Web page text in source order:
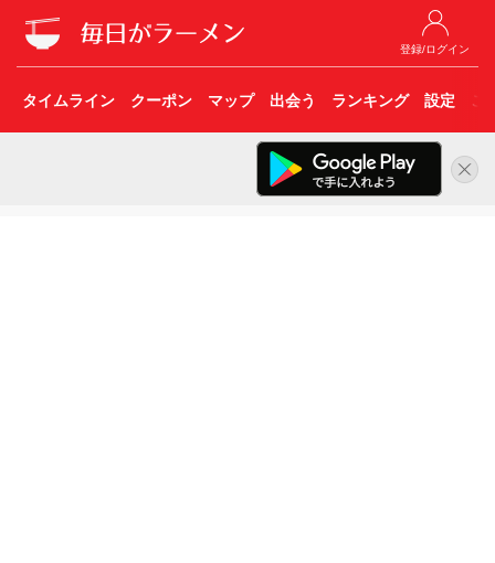
登録/ログイン
タイムライン クーポン マップ 出会う ランキング 設定 こ